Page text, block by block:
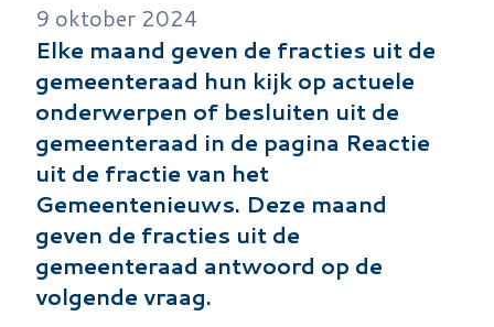
9 oktober 2024
Elke maand geven de fracties uit de
gemeenteraad hun kijk op actuele
onderwerpen of besluiten uit de
gemeenteraad in de pagina Reactie
uit de fractie van het
Gemeentenieuws. Deze maand
geven de fracties uit de
gemeenteraad antwoord op de
volgende vraag.